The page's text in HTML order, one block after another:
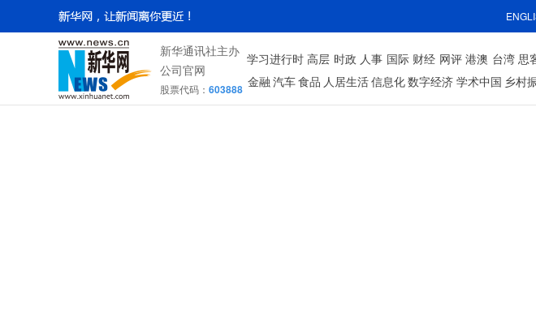
新华通讯社主办
公司官网
股票代码： 603888
学习进行时 高层 时政 人事 国际 财经 网评 港澳 台湾 思
金融 汽车食品 人居生活信息化数字经济 学术中国 乡村